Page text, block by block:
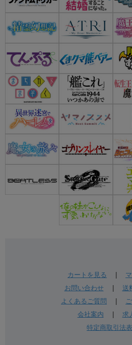
カートを見る
お問い合わせ| 送
よくあるご質問
会社案内
求
特定商取引法